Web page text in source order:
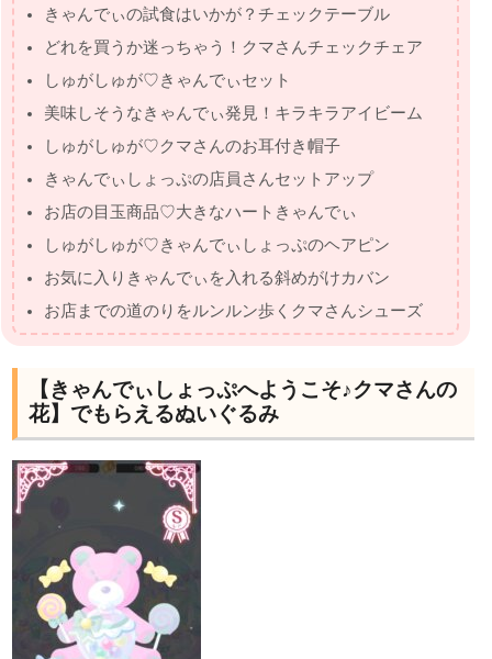
きゃんでぃの試食はいかが？チェックテーブル
どれを買うか迷っちゃう！クマさんチェックチェア
しゅがしゅが♡きゃんでぃセット
美味しそうなきゃんでぃ発見！キラキラアイビーム
しゅがしゅが♡クマさんのお耳付き帽子
きゃんでぃしょっぷの店員さんセットアップ
お店の目玉商品♡大きなハートきゃんでぃ
しゅがしゅが♡きゃんでぃしょっぷのヘアピン
お気に入りきゃんでぃを入れる斜めがけカバン
お店までの道のりをルンルン歩くクマさんシューズ
【きゃんでぃしょっぷへようこそ♪クマさんの
花】でもらえるぬいぐるみ